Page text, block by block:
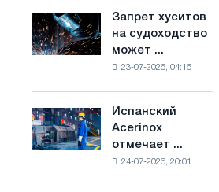
основе
водорода
во
конкуренцию
в
Запрет
хуситов
на
импорт
Саудовской
Запрет хуситов
на судоходство
может ...
23-07-2026, 04:16
Испанский
Acerinox
отмечает
положительную
Испанский
Acerinox
отмечает ...
24-07-2026, 20:01